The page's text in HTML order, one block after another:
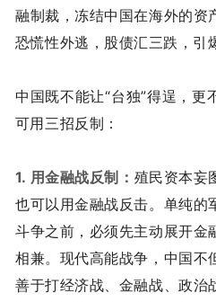
融制裁，冻结中国在海外的资
恐慌性外逃，股债汇三跌，引
中国既不能让“台独”得逞，更
可用三招反制：
1. 用金融战反制： 殖民资本妄
也可以用金融战反击。单纯的
斗争之前，必须先主动展开金
相兼。现代高能战争，中国不
善于打经济战、金融战、政治